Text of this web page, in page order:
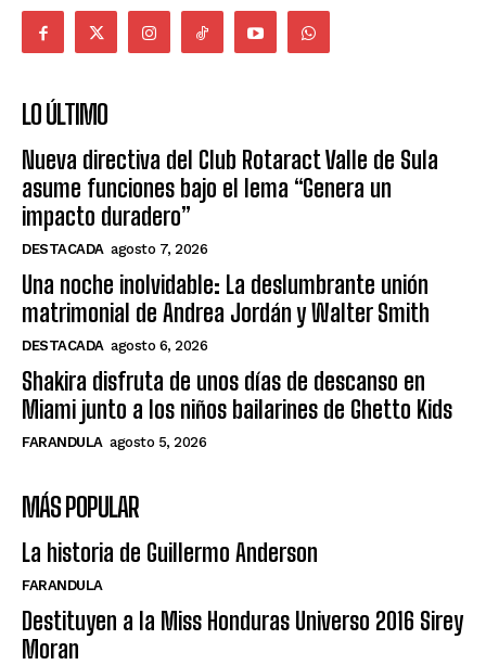
LO ÚLTIMO
Nueva directiva del Club Rotaract Valle de Sula
asume funciones bajo el lema “Genera un
impacto duradero”
DESTACADA agosto 7, 2026
Una noche inolvidable: La deslumbrante unión
matrimonial de Andrea Jordán y Walter Smith
DESTACADA agosto 6, 2026
Shakira disfruta de unos días de descanso en
Miami junto a los niños bailarines de Ghetto Kids
FARANDULA agosto 5, 2026
MÁS POPULAR
La historia de Guillermo Anderson
FARANDULA
Destituyen a la Miss Honduras Universo 2016 Sirey
Moran